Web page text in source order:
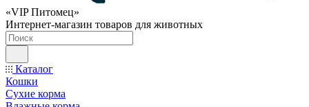
«VIP Питомец»
Интернет-магазин товаров для животных
Каталог
Кошки
Сухие корма